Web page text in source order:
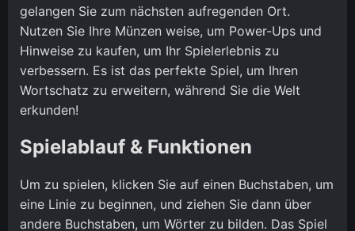
gelangen Sie zum nächsten aufregenden Ort.
Nutzen Sie Ihre Münzen weise, um Power-Ups und
Hinweise zu kaufen, um Ihr Spielerlebnis zu
verbessern. Es ist das perfekte Spiel, um Ihren
Wortschatz zu erweitern, während Sie die Welt
erkunden!
Spielablauf & Funktionen
Um zu spielen, klicken Sie auf einen Buchstaben, um
eine Linie zu beginnen, und ziehen Sie dann über
andere Buchstaben, um Wörter zu bilden. Das Spiel